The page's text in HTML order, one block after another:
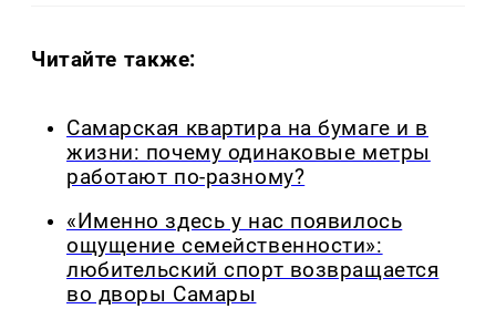
Читайте также:
Самарская квартира на бумаге и в
жизни: почему одинаковые метры
работают по-разному?
«Именно здесь у нас появилось
ощущение семейственности»:
любительский спорт возвращается
во дворы Самары